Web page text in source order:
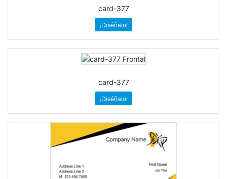
card-377
¡Diséñalo!
card-377
¡Diséñalo!